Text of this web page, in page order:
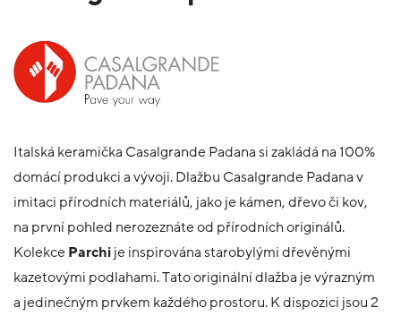
Italská keramička Casalgrande Padana si zakládá na 100%
domácí produkci a vývoji. Dlažbu Casalgrande Padana v
imitaci přírodních materiálů, jako je kámen, dřevo či kov,
na první pohled nerozeznáte od přírodních originálů.
KolekceParchije inspirována starobylými dřevěnými
kazetovými podlahami. Tato originální dlažba je výrazným
a jedinečným prvkem každého prostoru. K dispozici jsou 2